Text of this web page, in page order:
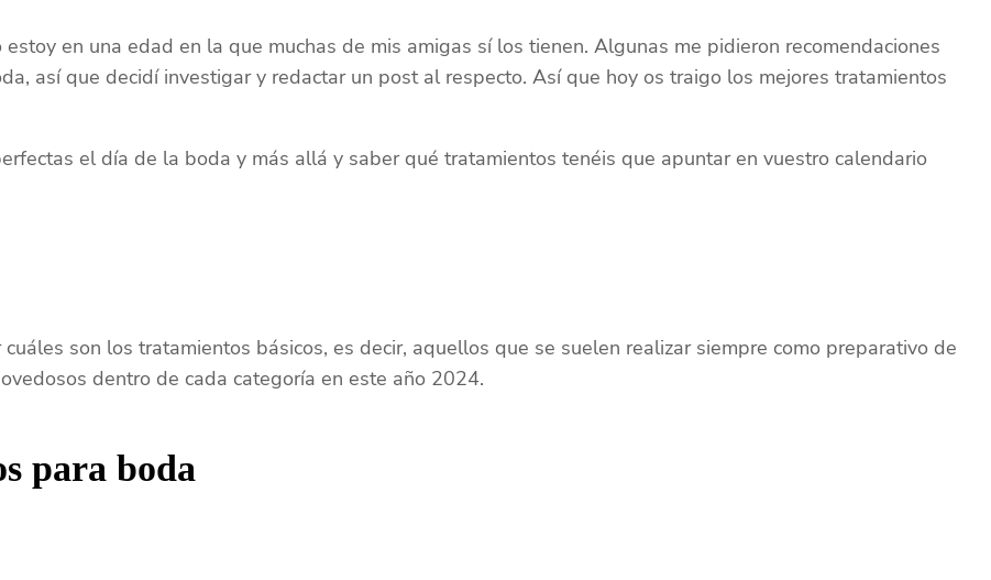
en una edad en la que muchas de mis amigas sí los tienen. Algunas me pidieron recomendaciones
así que decidí investigar y redactar un post al respecto. Así que hoy os traigo los mejores tratamientos
el día de la boda y más allá y saber qué tratamientos tenéis que apuntar en vuestro calendario
son los tratamientos básicos, es decir, aquellos que se suelen realizar siempre como preparativo de
dentro de cada categoría en este año 2024.
para boda